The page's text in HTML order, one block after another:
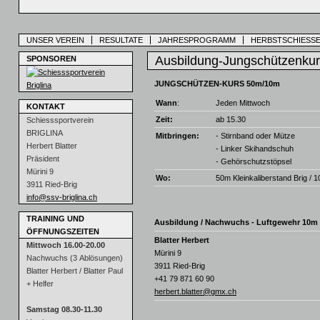
UNSER VEREIN RESULTATE JAHRESPROGRAMM
SPONSOREN
KONTAKT
Schiesssportverein
BRIGLINA
Herbert Blatter
Präsident
Mürini 9
3911 Ried-Brig
info@ssv-briglina.ch
TRAINING UND
ÖFFNUNGSZEITEN
Mittwoch 16.00-20.00
Nachwuchs (3 Ablösungen)
Blatter Herbert / Blatter Paul
+ Helfer
Samstag 08.30-11.30
Ausbildung-
JUNGSCHÜTZEN-KURS 50m/10m
Wann:
Jeden Mittwoch
Zeit:
ab 15.30
Mitbringen:
- Stirnband oder Mütze
- Linker Skihandschuh
- Gehörschutzstöpsel
Wo:
50m Kleinkaliberstand Brig /
Ausbildung / Nachwuchs - Luftgewehr 10m
Blatter Herbert
Mürini 9
3911 Ried-Brig
‭+41 79 871 60 90‬
herbert.blatter@gmx.ch